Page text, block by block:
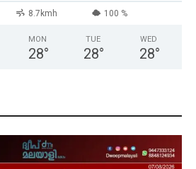
8.7kmh 100 %
MON
28°
TUE
28°
WED
28°